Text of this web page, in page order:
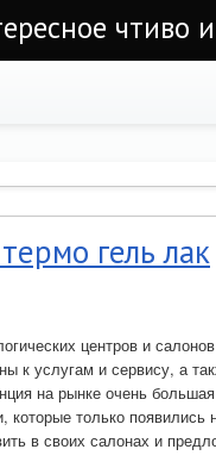
чтиво
гель лак
центров и
к услугам и сервису, а
на рынке очень
которые только появились
в своих салонах и